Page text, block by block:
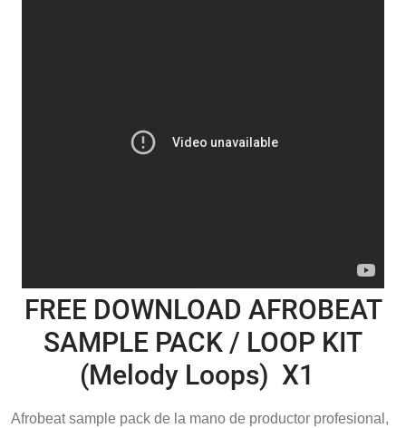
FREE DOWNLOAD AFROBEAT
SAMPLE PACK / LOOP KIT
(Melody Loops) X1
Afrobeat sample pack de la mano de productor profesional,